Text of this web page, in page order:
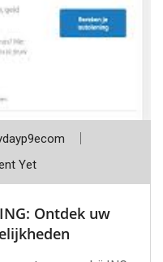
Yet
Ontdek uw